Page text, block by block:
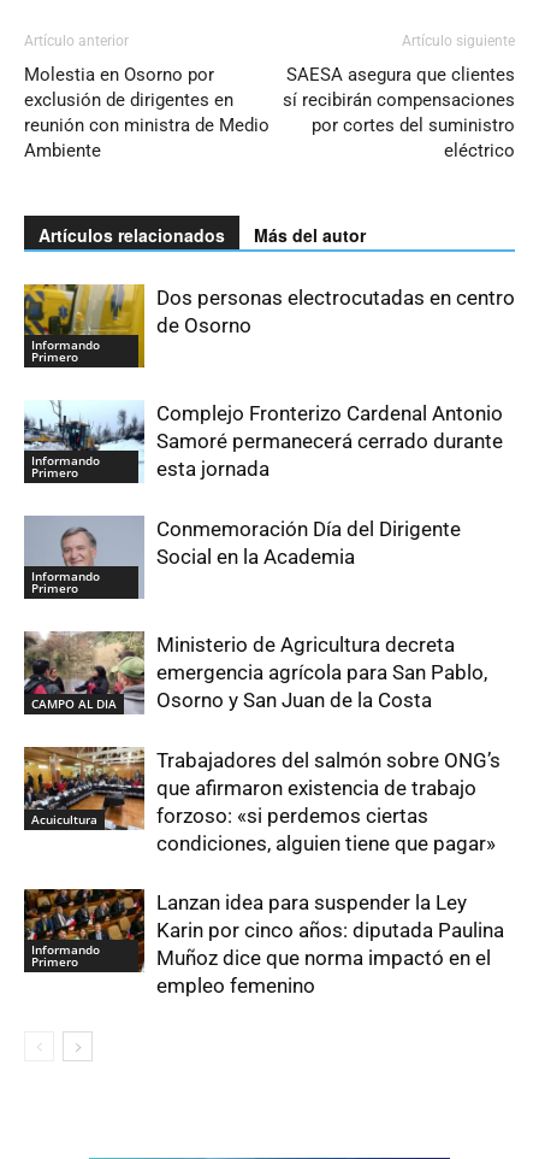
Artículo anterior
Molestia en Osorno por
exclusión de dirigentes en
reunión con ministra de Medio
Ambiente
Artículo siguiente
SAESA asegura que clientes
sí recibirán compensaciones
por cortes del suministro
eléctrico
Artículos relacionados Más del autor
Informando
Primero
Dos personas electrocutadas en centro
de Osorno
Informando
Primero
Complejo Fronterizo Cardenal Antonio
Samoré permanecerá cerrado durante
esta jornada
Informando
Primero
Conmemoración Día del Dirigente
Social en la Academia
CAMPO AL DIA
Ministerio de Agricultura decreta
emergencia agrícola para San Pablo,
Osorno y San Juan de la Costa
Acuicultura
Trabajadores del salmón sobre ONG’s
que afirmaron existencia de trabajo
forzoso: «si perdemos ciertas
condiciones, alguien tiene que pagar»
Informando
Primero
Lanzan idea para suspender la Ley
Karin por cinco años: diputada Paulina
Muñoz dice que norma impactó en el
empleo femenino